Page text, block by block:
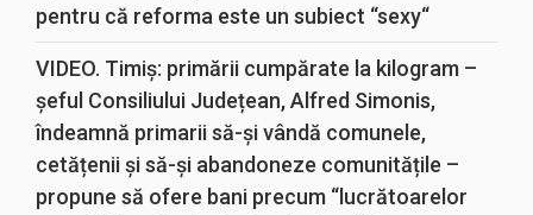
pentru că reforma este un subiect “sexy“
VIDEO. Timiș: primării cumpărate la kilogram –
șeful Consiliului Județean, Alfred Simonis,
îndeamnă primarii să-și vândă comunele,
cetățenii și să-și abandoneze comunitățile –
propune să ofere bani precum “lucrătoarelor